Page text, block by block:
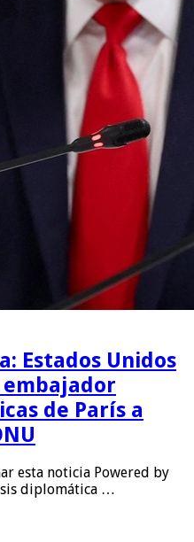
Estados Unidos
de París a
esta noticia Powered by
diplomática …